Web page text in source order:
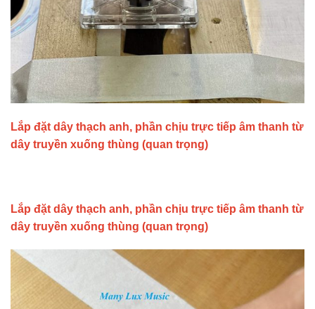
Lắp đặt dây thạch anh, phần chịu trực tiếp âm thanh từ
dây truyền xuống thùng (quan trọng)
Lắp đặt dây thạch anh, phần chịu trực tiếp âm thanh từ
dây truyền xuống thùng (quan trọng)